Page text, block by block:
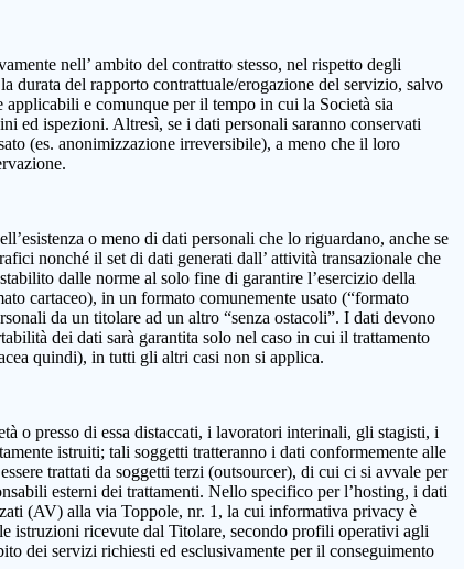
nell’ ambito del contratto stesso, nel rispetto degli
del rapporto contrattuale/erogazione del servizio, salvo
e comunque per il tempo in cui la Società sia
ed ispezioni. Altresì, se i dati personali saranno conservati
(es. anonimizzazione irreversibile), a meno che il loro
o meno di dati personali che lo riguardano, anche se
nonché il set di dati generati dall’ attività transazionale che
dalle norme al solo fine di garantire l’esercizio della
cartaceo), in un formato comunemente usato (“formato
da un titolare ad un altro “senza ostacoli”. I dati devono
dei dati sarà garantita solo nel caso in cui il trattamento
quindi), in tutti gli altri casi non si applica.
o presso di essa distaccati, i lavoratori interinali, gli stagisti, i
istruiti; tali soggetti tratteranno i dati conformemente alle
trattati da soggetti terzi (outsourcer), di cui ci si avvale per
esterni dei trattamenti. Nello specifico per l’hosting, i dati
(AV) alla via Toppole, nr. 1, la cui informativa privacy è
istruzioni ricevute dal Titolare, secondo profili operativi agli
dei servizi richiesti ed esclusivamente per il conseguimento